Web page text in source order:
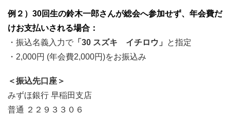
例２）30回生の鈴木一郎さんが総会へ参加せず、年会費だ
けお支払いされる場合：
・振込名義入力で 「30 スズキ イチロウ」
と指定
・2,000円 (年会費2,000円)をお振込み
＜振込先口座＞
みずほ銀行 早稲田支店
普通 ２２９３３０６